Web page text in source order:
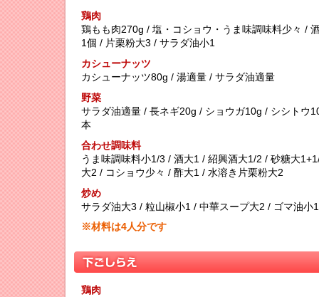
鶏肉
鶏もも肉270g / 塩・コショウ・うま味調味料少々 /
1個 / 片栗粉大3 / サラダ油小1
カシューナッツ
カシューナッツ80g / 湯適量 / サラダ油適量
野菜
サラダ油適量 / 長ネギ20g / ショウガ10g / シシトウ
本
合わせ調味料
うま味調味料小1/3 / 酒大1 / 紹興酒大1/2 / 砂糖大
大2 / コショウ少々 / 酢大1 / 水溶き片栗粉大2
炒め
サラダ油大3 / 粒山椒小1 / 中華スープ大2 / ゴマ油小1
※材料は4人分です
鶏肉